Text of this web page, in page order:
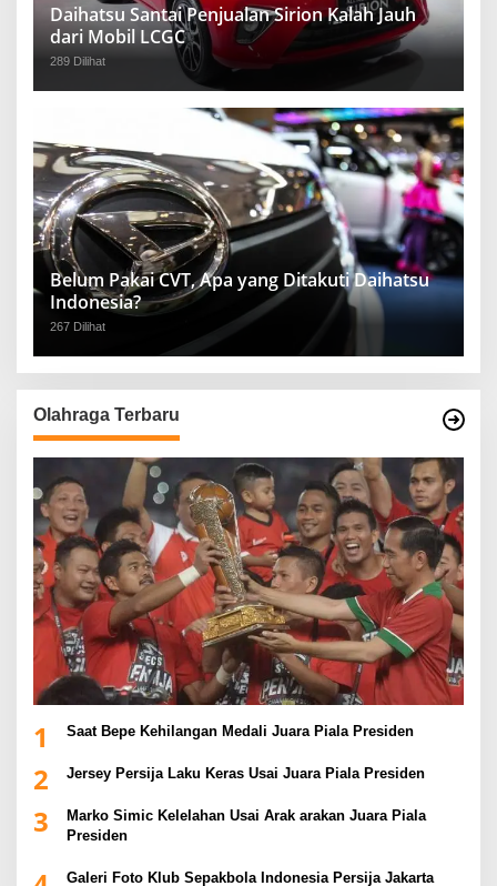
Daihatsu Santai Penjualan Sirion Kalah Jauh
dari Mobil LCGC
289 Dilihat
Belum Pakai CVT, Apa yang Ditakuti Daihatsu
Indonesia?
267 Dilihat
Olahraga Terbaru
1 Saat Bepe Kehilangan Medali Juara Piala Presiden
2 Jersey Persija Laku Keras Usai Juara Piala Presiden
3
Marko Simic Kelelahan Usai Arak arakan Juara Piala
Presiden
Galeri Foto Klub Sepakbola Indonesia Persija Jakarta